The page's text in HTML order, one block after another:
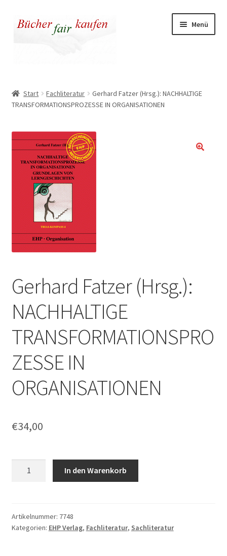
Zur
Navigation
Zum
Inhalt
Menü
Kasse
Warenkorb
Warum fair kaufen
Start Fachliteratur
Gerhard Fatzer (Hrsg.): NACHHALTIGE
TRANSFORMATIONSPROZESSE IN ORGANISATIONEN
Gerhard Fatzer (Hrsg.):
NACHHALTIGE
TRANSFORMATIONSPRO
ZESSE IN
ORGANISATIONEN
€34,00
TRANSFORMATIONSPROZESSE
IN
In den Warenkorb
Artikelnummer: 7748
Kategorien: EHP Verlag, Fachliteratur, Sachliteratur